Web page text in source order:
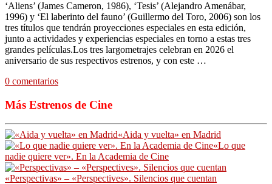
‘Aliens’ (James Cameron, 1986), ‘Tesis’ (Alejandro Amenábar,
1996) y ‘El laberinto del fauno’ (Guillermo del Toro, 2006) son los
tres títulos que tendrán proyecciones especiales en esta edición,
junto a actividades y experiencias especiales en torno a estas tres
grandes películas.Los tres largometrajes celebran en 2026 el
aniversario de sus respectivos estrenos, y con este …
0 comentarios
Más Estrenos de Cine
«Aida y vuelta» en Madrid
«Lo que
nadie quiere ver». En la Academia de Cine
«Perspectivas» – «Perspectives». Silencios que cuentan